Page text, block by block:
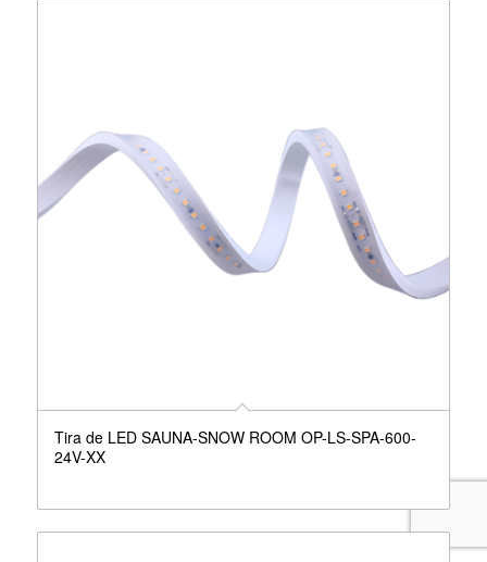
Tira de LED SAUNA-SNOW ROOM OP-LS-SPA-600-
24V-XX